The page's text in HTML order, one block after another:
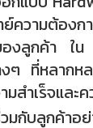
ย์ความต้อ
องลูกค้า ใ
ๆ ที่หลากห
สำเร็จและค
วมกับลูกค้าอ